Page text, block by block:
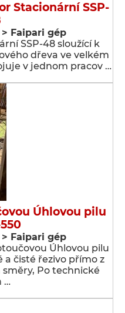
Stacionární SSP-
Faipari gép
SSP-48 sloužící k
dřeva ve velkém
v jednom pracov …
Úhlovou pilu
Faipari gép
Úhlovou pilu
a čisté řezivo přímo z
Po technické
…